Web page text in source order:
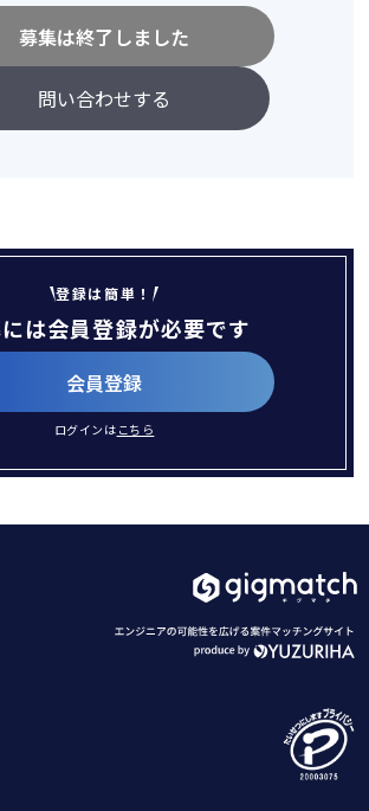
問い合わせする
募集は終了しました
登録は簡単！
は会員登録が必要です
会員登録
ログインは こちら